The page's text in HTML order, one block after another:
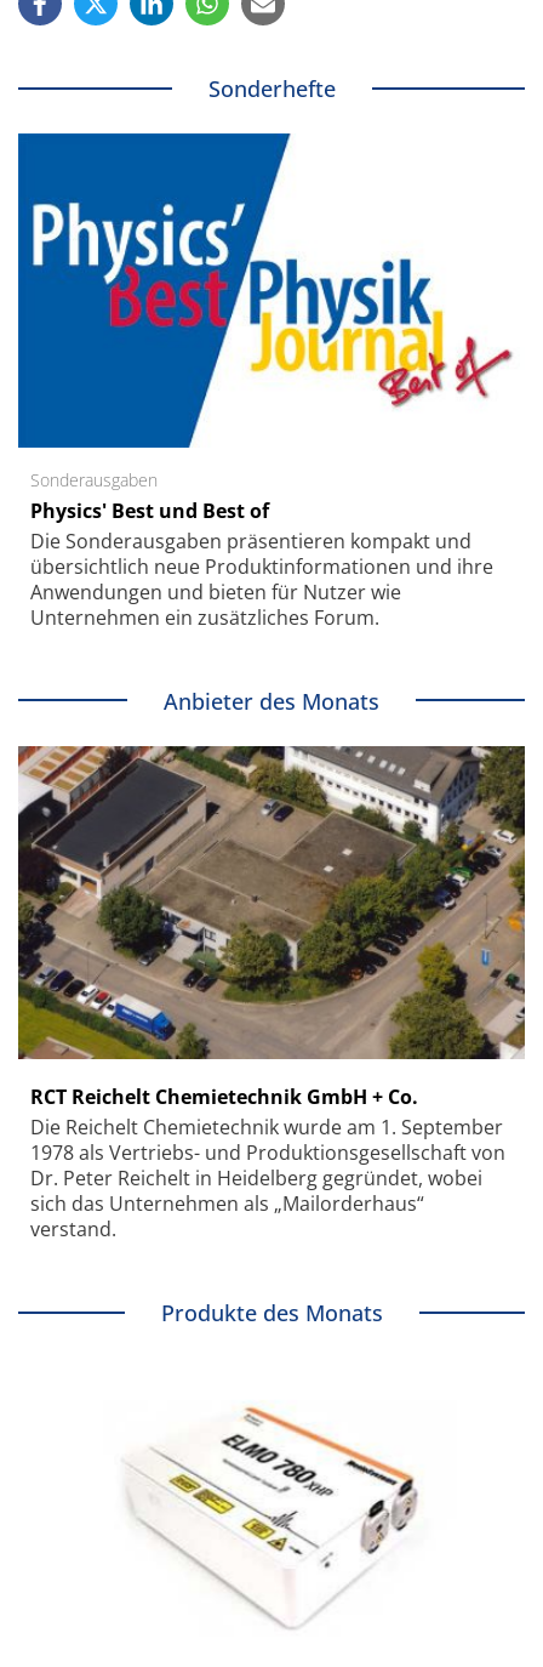
Sonderhefte
Sonderausgaben
Physics' Best und Best of
Die Sonder­ausgaben präsentieren kompakt und
übersichtlich neue Produkt­informationen und ihre
Anwendungen und bieten für Nutzer wie
Unternehmen ein zusätzliches Forum.
Anbieter des Monats
RCT Reichelt Chemietechnik GmbH + Co.
Die Reichelt Chemietechnik wurde am 1. September
1978 als Vertriebs- und Produktionsgesellschaft von
Dr. Peter Reichelt in Heidelberg gegründet, wobei
sich das Unternehmen als „Mailorderhaus“
verstand.
Produkte des Monats